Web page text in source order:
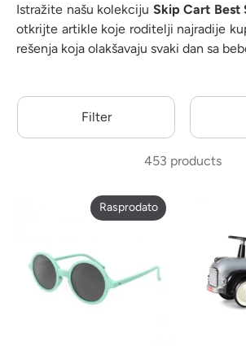
Istražite našu kolekciju Skip Cart Best
otkrijte artikle koje roditelji najradije
rešenja koja olakšavaju svaki dan sa
Filter
453 products
Rasprodato